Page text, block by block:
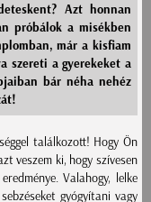
Azt honnan
próbálok a misékben
már a kisfiam
szereti a gyerekeket a
bár néha nehéz
találkozott! Hogy Ön
veszem ki, hogy szívesen
Valahogy, lelke
gyógyítani vagy